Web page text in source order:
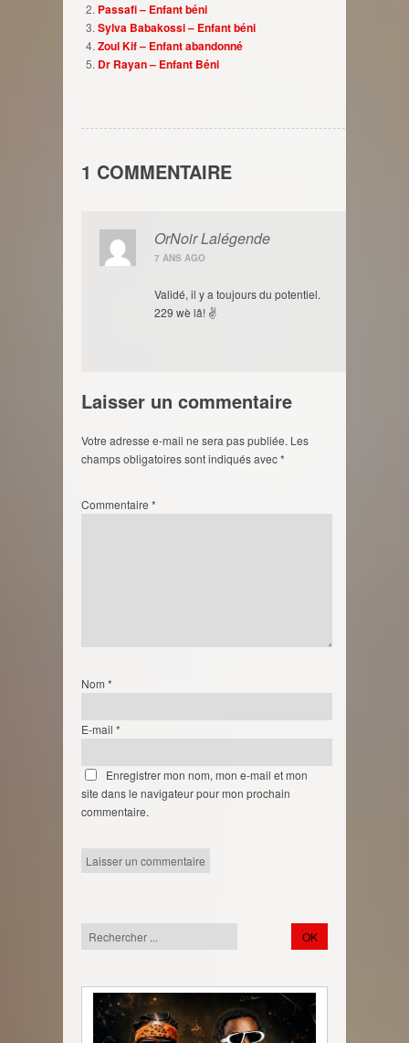
Passafi – Enfant béni
Sylva Babakossi – Enfant béni
Zoul Kif – Enfant abandonné
Dr Rayan – Enfant Béni
1 COMMENTAIRE
OrNoir Lalégende
7 ANS AGO
Validé, il y a toujours du potentiel.
229 wè lâ! ✌
Laisser un commentaire
Votre adresse e-mail ne sera pas publiée. Les
champs obligatoires sont indiqués avec*
Commentaire *
Nom *
E-mail *
Enregistrer mon nom, mon e-mail et mon
site dans le navigateur pour mon prochain
commentaire.